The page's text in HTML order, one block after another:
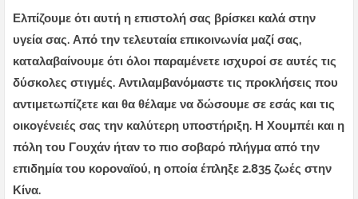
Ελπίζουμε ότι αυτή η επιστολή σας βρίσκει καλά στην
υγεία σας. Από την τελευταία επικοινωνία μαζί σας,
καταλαβαίνουμε ότι όλοι παραμένετε ισχυροί σε αυτές τις
δύσκολες στιγμές. Αντιλαμβανόμαστε τις προκλήσεις που
αντιμετωπίζετε και θα θέλαμε να δώσουμε σε εσάς και τις
οικογένειές σας την καλύτερη υποστήριξη. Η Χουμπέι και η
πόλη του Γουχάν ήταν το πιο σοβαρό πλήγμα από την
επιδημία του κοροναϊού, η οποία έπληξε 2.835 ζωές στην
Κίνα.